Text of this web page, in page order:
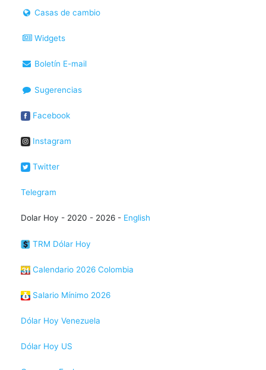
Casas de cambio
Widgets
Boletín E-mail
Sugerencias
Facebook
Instagram
Twitter
Telegram
Dolar Hoy - 2020 - 2026 - English
TRM Dólar Hoy
Calendario 2026 Colombia
Salario Mínimo 2026
Dólar Hoy Venezuela
Dólar Hoy US